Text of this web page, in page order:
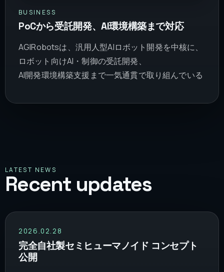
BUSINESS
PoCから受託開発、AI環境構築まで対応
AGIRobotsは、汎用人型AIロボット開発を中核に、
ロボット向けAI・制御の受託開発、
AI開発環境構築支援まで一気通貫で取り組んでいる
LATEST NEWS
Recent updates
2026.02.28
完全自社製セミヒューマノイド コンセプト
公開